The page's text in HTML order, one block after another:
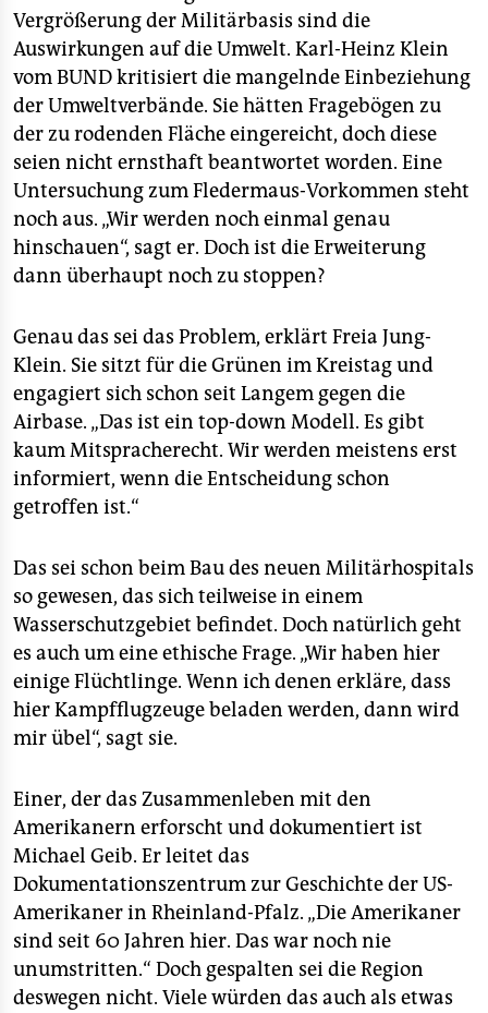
Vergrößerung der Militärbasis sind die
Auswirkungen auf die Umwelt. Karl-Heinz Klein
vom BUND kritisiert die mangelnde Einbeziehung
der Umweltverbände. Sie hätten Fragebögen zu
der zu rodenden Fläche eingereicht, doch diese
seien nicht ernsthaft beantwortet worden. Eine
Untersuchung zum Fledermaus-Vorkommen steht
noch aus. „Wir werden noch einmal genau
hinschauen“, sagt er. Doch ist die Erweiterung
dann überhaupt noch zu stoppen?
Genau das sei das Problem, erklärt Freia Jung-
Klein. Sie sitzt für die Grünen im Kreistag und
engagiert sich schon seit Langem gegen die
Airbase. „Das ist ein top-down Modell. Es gibt
kaum Mitspracherecht. Wir werden meistens erst
informiert, wenn die Entscheidung schon
getroffen ist.“
Das sei schon beim Bau des neuen Militärhospitals
so gewesen, das sich teilweise in einem
Wasserschutzgebiet befindet. Doch natürlich geht
es auch um eine ethische Frage. „Wir haben hier
einige Flüchtlinge. Wenn ich denen erkläre, dass
hier Kampfflugzeuge beladen werden, dann wird
mir übel“, sagt sie.
Einer, der das Zusammenleben mit den
Amerikanern erforscht und dokumentiert ist
Michael Geib. Er leitet das
Dokumentationszentrum zur Geschichte der US-
Amerikaner in Rheinland-Pfalz. „Die Amerikaner
sind seit 60 Jahren hier. Das war noch nie
unumstritten.“ Doch gespalten sei die Region
deswegen nicht. Viele würden das auch als etwas